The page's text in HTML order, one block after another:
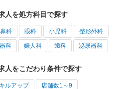
人を処方科目で探す
科 眼科 小児科 整形外科
科 婦人科 歯科 泌尿器科
人をこだわり条件で探す
ルアップ 店舗数1～9